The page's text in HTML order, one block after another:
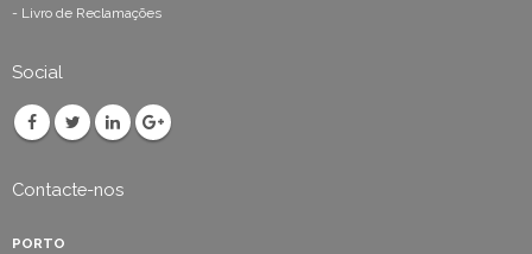
- Livro de Reclamações
Social
Contacte-nos
PORTO